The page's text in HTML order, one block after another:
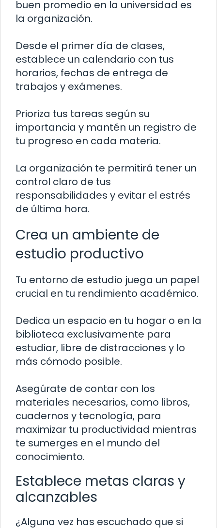
buen promedio en la universidad es
la organización.
Desde el primer día de clases,
establece un calendario con tus
horarios, fechas de entrega de
trabajos y exámenes.
Prioriza tus tareas según su
importancia y mantén un registro de
tu progreso en cada materia.
La organización te permitirá tener un
control claro de tus
responsabilidades y evitar el estrés
de última hora.
Crea un ambiente de
estudio productivo
Tu entorno de estudio juega un papel
crucial en tu rendimiento académico.
Dedica un espacio en tu hogar o en la
biblioteca exclusivamente para
estudiar, libre de distracciones y lo
más cómodo posible.
Asegúrate de contar con los
materiales necesarios, como libros,
cuadernos y tecnología, para
maximizar tu productividad mientras
te sumerges en el mundo del
conocimiento.
Establece metas claras y
alcanzables
¿Alguna vez has escuchado que si